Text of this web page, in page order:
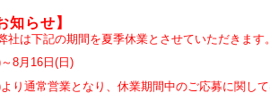
知らせ】
社は下記の期間を夏季休業とさせていただきます。
8月16日(日)
り通常営業となり、休業期間中のご応募に関し